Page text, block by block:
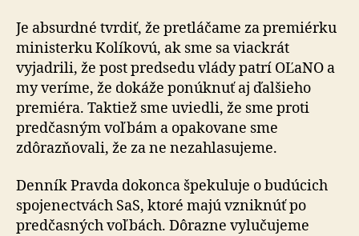
Je absurdné tvrdiť, že pretláčame za premiérku
ministerku Kolíkovú, ak sme sa viackrát
vyjadrili, že post predsedu vlády patrí OĽaNO a
my veríme, že dokáže ponúknuť aj ďalšieho
premiéra. Taktiež sme uviedli, že sme proti
predčasným voľbám a opakovane sme
zdôrazňovali, že za ne nezahlasujeme.
Denník Pravda dokonca špekuluje o budúcich
spojenectvách SaS, ktoré majú vzniknúť po
predčasných voľbách. Dôrazne vylučujeme